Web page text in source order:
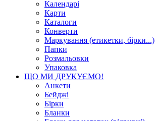
Календарі
Карти
Каталоги
Конверти
Маркування (етикетки, бірки...)
Папки
Розмальовки
Упаковка
ЩО МИ ДРУКУЄМО!
Анкети
Бейджі
Бірки
Бланки